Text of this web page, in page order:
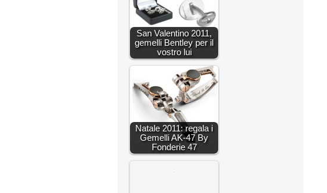
San Valentino 2011,
gemelli Bentley per il
vostro lui
Natale 2011: regala i
Gemelli AK-47 By
Fonderie 47